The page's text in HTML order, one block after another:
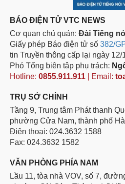
BÁO ĐIỆN TỬ VTC NEWS
Cơ quan chủ quản: Đài Tiếng
Giấy phép Báo điện tử số 382/
tin Truyền thông cấp lại ngày 12/
Phó Tổng biên tập phụ trách:
Hotline: 0855.911.911 | Email:
TRỤ SỞ CHÍNH
Tầng 9, Trung tâm Phát thanh
phường Cửa Nam, thành phố
Điện thoại: 024.3632 1588
Fax: 024.3632 1582
VĂN PHÒNG PHÍA NAM
Lầu 11, tòa nhà VOV, số 7,